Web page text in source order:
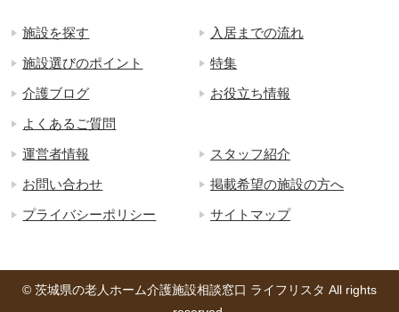
施設を探す
入居までの流れ
施設選びのポイント
特集
介護ブログ
お役立ち情報
よくあるご質問
運営者情報
スタッフ紹介
お問い合わせ
掲載希望の施設の方へ
プライバシーポリシー
サイトマップ
© 茨城県の老人ホーム介護施設相談窓口 ライフリスタ All rights